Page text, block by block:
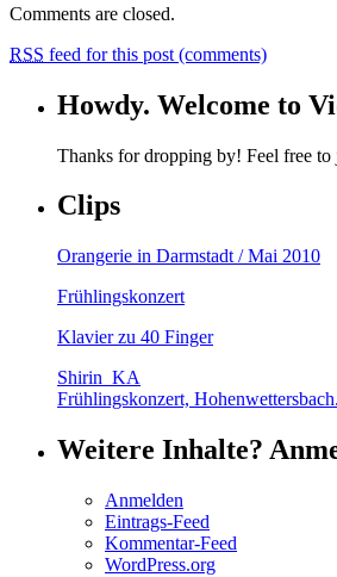
Comments are closed.
RSS feed for this post (comments)
Howdy. Welcome to
Thanks for dropping by! Feel free to
Clips
Orangerie in Darmstadt / Mai 2010
Frühlingskonzert
Klavier zu 40 Finger
Shirin_KA
Frühlingskonzert,
Weitere Inhalte?
Anmelden
Eintrags-Feed
Kommentar-Feed
WordPress.org